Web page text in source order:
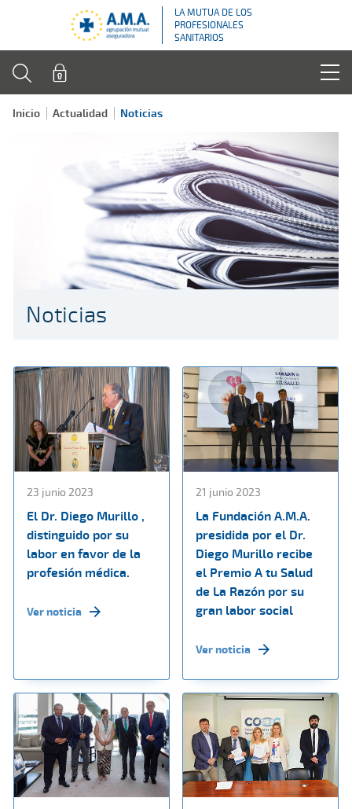
LA MUTUA DE LOS
PROFESIONALES
SANITARIOS
Inicio Actualidad Noticias
Noticias
23 junio 2023
El Dr. Diego Murillo ,
distinguido por su
labor en favor de la
profesión médica.
Ver noticia
21 junio 2023
La Fundación A.M.A.
presidida por el Dr.
Diego Murillo recibe
el Premio A tu Salud
de La Razón por su
gran labor social
Ver noticia